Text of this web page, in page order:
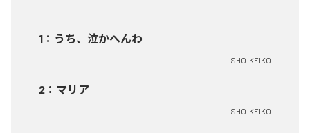
1 ： うち、泣かへんわ
SHO-KEIKO
2 ： マリア
SHO-KEIKO